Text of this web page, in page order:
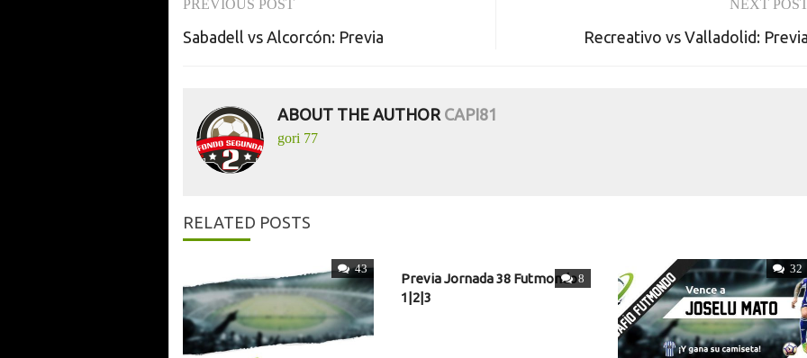
Post
PREVIOUS POST
Sabadell vs Alcorcón: Previa
NEXT
Recreativo vs Valladolid:
ABOUT THE AUTHOR CAPI81
gori 77
RELATED POSTS
43
8
Previa Jornada 38 Futmondo
1|2|3
32